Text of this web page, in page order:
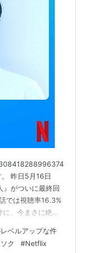
昨日5月16日
』がついに最終回
では視聴率16.3%
、今まさに絶望
まないでくださ
の超大作ドラマ
ベルアップな件
ク #Netflix